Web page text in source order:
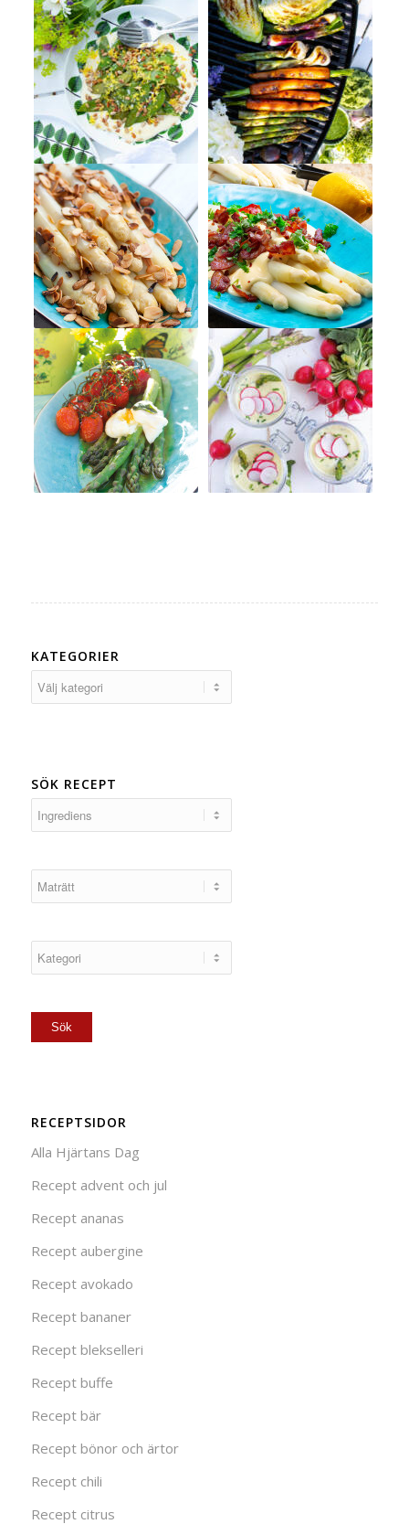
KATEGORIER
SÖK RECEPT
RECEPTSIDOR
Alla Hjärtans Dag
Recept advent och jul
Recept ananas
Recept aubergine
Recept avokado
Recept bananer
Recept blekselleri
Recept buffe
Recept bär
Recept bönor och ärtor
Recept chili
Recept citrus